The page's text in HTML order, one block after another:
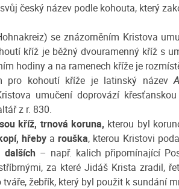
český název podle kohouta, který
se znázorněním Kristova
kříž je běžný dvouramenný kříž s
hodiny a na ramenech kříže je
pro kohoutí kříže je latinský název
umučení doprovází
z r. 830.
kříž, trnová koruna, kterou byl
hřeby arouška, kterou Kristovi
– např. kalich připomínající
za které Jidáš Krista zradil,
žebřík, který byl použit k sundání